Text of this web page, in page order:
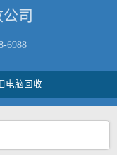
司
6988
旧电脑回收